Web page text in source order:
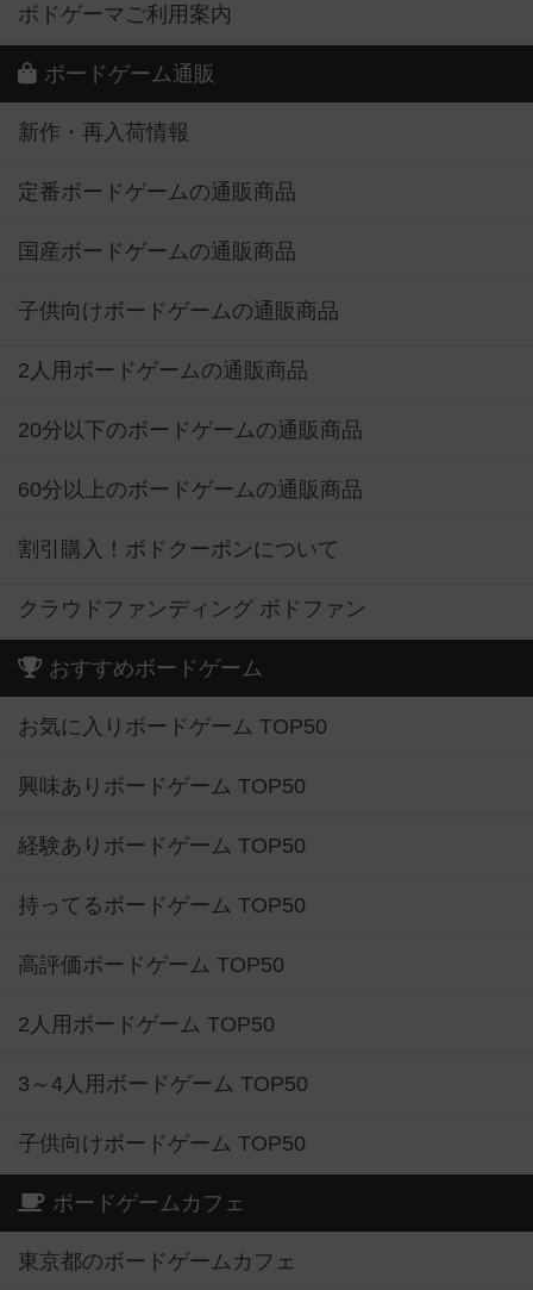
ボドゲーマご利用案内
ボードゲーム通販
新作・再入荷情報
定番ボードゲームの通販商品
国産ボードゲームの通販商品
子供向けボードゲームの通販商品
2人用ボードゲームの通販商品
20分以下のボードゲームの通販商品
60分以上のボードゲームの通販商品
割引購入！ボドクーポンについて
クラウドファンディング ボドファン
おすすめボードゲーム
お気に入りボードゲーム TOP50
興味ありボードゲーム TOP50
経験ありボードゲーム TOP50
持ってるボードゲーム TOP50
高評価ボードゲーム TOP50
2人用ボードゲーム TOP50
3～4人用ボードゲーム TOP50
子供向けボードゲーム TOP50
ボードゲームカフェ
東京都のボードゲームカフェ